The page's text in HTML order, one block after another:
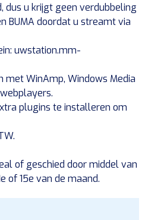
dus u krijgt geen verdubbeling
BUMA doordat u streamt via
uwstation.mm-
met WinAmp, Windows Media
plugins te installeren om
of geschied door middel van
of 15e van de maand.